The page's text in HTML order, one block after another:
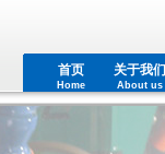
首页
Home
关于我们
About us